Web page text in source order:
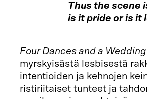
Thus the scene
is it pride or is it
Four Dances and a Wedding
myrskyisästä lesbisestä
intentioiden ja kehnojen
ristiriitaiset tunteet ja